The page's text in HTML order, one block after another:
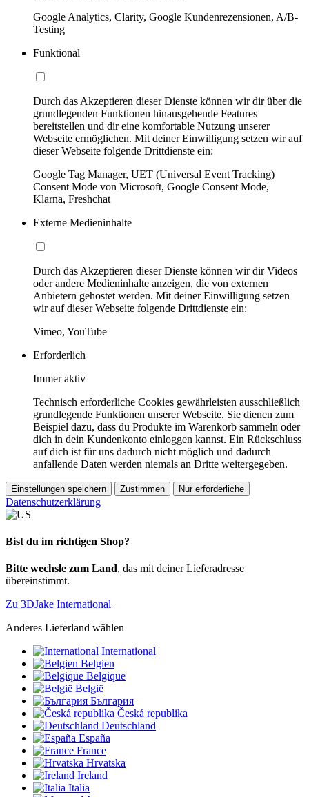
Google Analytics, Clarity, Google Kundenrezensionen, A/B-
Testing
Funktional
Durch das Akzeptieren dieser Dienste können wir dir über die
grundlegenden Funktionen hinausgehende Features
bereitstellen und dir eine komfortable Nutzung unserer
Webseite ermöglichen. Mit deiner Einwilligung setzen wir auf
dieser Webseite folgende Drittdienste ein:
Google Tag Manager, UET (Universal Event Tracking)
Consent Mode von Microsoft, Google Consent Mode,
Klarna, Freshchat
Externe Medieninhalte
Durch das Akzeptieren dieser Dienste können wir dir Videos
oder andere Medieninhalte anzeigen, die von externen
Anbietern gehostet werden. Mit deiner Einwilligung setzen
wir auf dieser Webseite folgende Drittdienste ein:
Vimeo, YouTube
Erforderlich
Immer aktiv
Technisch erforderliche Cookies gewährleisten ausschließlich
grundlegende Funktionen unserer Webseite. Sie dienen zum
Beispiel dazu, dass du Produkte im Warenkorb sammeln oder
dich in dein Kundenkonto einloggen kannst. Ein Rückschluss
auf dich ist für uns dadurch nicht möglich und dadurch
anfallende Daten werden niemals an Dritte weitergegeben.
Einstellungen speichern Zustimmen Nur erforderliche
Datenschutzerklärung
Bist du im richtigen Shop?
Bitte wechsle zum Land, das mit deiner Lieferadresse
übereinstimmt.
Zu 3DJake International
Anderes Lieferland wählen
International
Belgien
Belgique
België
България
Česká republika
Deutschland
España
France
Hrvatska
Ireland
Italia